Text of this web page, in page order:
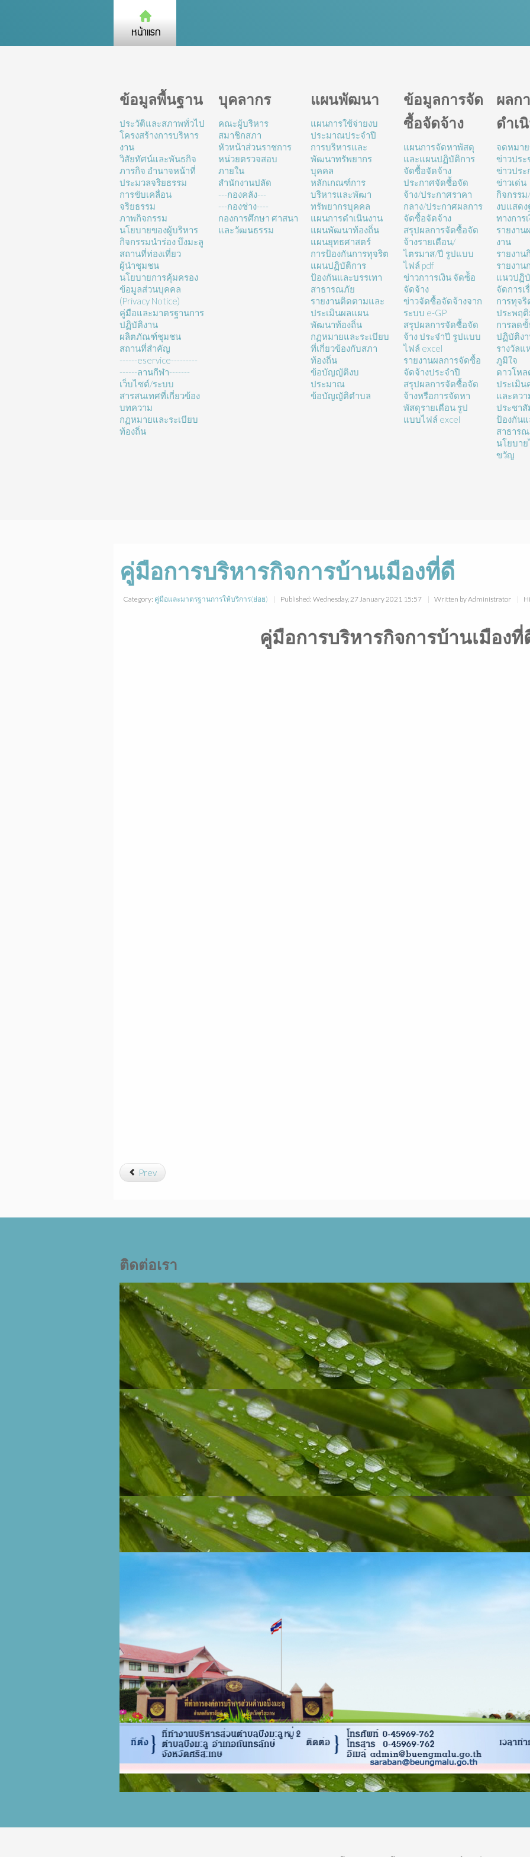
ข้อมูลพื้นฐาน
ประวัติและสภาพทั่วไป
โครงสร้างการบริหาร
งาน
วิสัยทัศน์และพันธกิจ
ภารกิจ อำนาจหน้าที่
ประมวลจริยธรรม
การขับเคลื่อน
จริยธรรม
ภาพกิจกรรม
นโยบายของผู้บริหาร
กิจกรรมนำร่อง บึงมะลู
สถานที่ท่องเที่ยว
ผู้นำชุมชน
นโยบายการคุ้มครอง
ข้อมูลส่วนบุคคล
(Privacy Notice)
คู่มือและมาตรฐานการ
ปฏิบัติงาน
ผลิตภัณฑ์ชุมชน
สถานที่สำคัญ
------eservice---------
------ลานกีฬา-------
เว็บไซต์/ระบบ
สารสนเทศที่เกี่ยวข้อง
บทความ
กฏหมายและระเบียบ
ท้องถิ่น
บุคลากร
คณะผู้บริหาร
สมาชิกสภา
หัวหน้าส่วนราชการ
หน่วยตรวจสอบ
ภายใน
สำนักงานปลัด
---กองคลัง---
---กองช่าง----
กองการศึกษา ศาสนา
และวัฒนธรรม
แผนพัฒนา
แผนการใช้จ่ายงบ
ประมาณประจำปี
การบริหารและ
พัฒนาทรัพยากร
บุคคล
หลักเกณฑ์การ
บริหารและพัฒา
ทรัพยากรบุคคล
แผนการดำเนินงาน
แผนพัฒนาท้องถิ่น
แผนยุทธศาสตร์
การป้องกันการทุจริต
แผนปฏิบัติการ
ป้องกันและบรรเทา
สาธารณภัย
รายงานติดตามและ
ประเมินผลแผน
พัฒนาท้องถิ่น
กฏหมายและระเบียบ
ที่เกี่ยวข้องกับสภา
ท้องถิ่น
ข้อบัญญัติงบ
ประมาณ
ข้อบัญญัติตำบล
ข้อมูลการจัด
ซื้อจัดจ้าง
แผนการจัดหาพัสดุ
และแผนปฏิบัติการ
จัดซื้อจัดจ้าง
ประกาศจัดซื้อจัด
จ้าง/ประกาศราคา
กลาง/ประกาศผลการ
จัดซื้อจัดจ้าง
สรุปผลการจัดซื้อจัด
จ้างรายเดือน/
ไตรมาส/ปี รูปแบบ
ไฟล์ pdf
ข่าวกาารเงิน จัดซ์้อ
จัดจ้าง
ข่าวจัดซื้อจัดจ้างจาก
ระบบ e-GP
สรุปผลการจัดซื้อจัด
จ้าง ประจำปี รูปแบบ
ไฟล์ excel
รายงานผลการจัดซื้อ
จัดจ้างประจำปี
สรุปผลการจัดซื้อจัด
จ้างหรือการจัดหา
พัสดุรายเดือน รูป
แบบไฟล์ excel
ผลก
ดำเ
จดหมา
ข่าวปร
ข่าวประ
ข่าวเด่น
กิจกรรม
งบแสดง
ทางการ
รายงาน
งาน
รายงาน
รายงาน
แนวปฏิ
จัดการเ
การทุจริ
ประพฤ
การลด
ปฏิบัติง
รางวัลแ
ภูมิใจ
ดาวโห
ประเมิ
และควา
ประชา
ป้องกันแ
สาธาร
นโยบา
ขวัญ
คู่มือการบริหารกิจการบ้านเมืองที่ดี
Category: คู่มือและมาตรฐานการให้บริการ(ย่อย) Published: Wednesday, 27 January 2021 15:57 Written by Administrator
คู่มือการบริหารกิจการบ้านเมืองที่
Prev
ติดต่อเรา